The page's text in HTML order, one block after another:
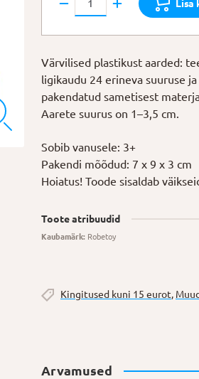
kotis
kogus
Lisa
Värvilised plastikust aarded:
ligikaudu 24 erineva suuruse
pakendatud sametisest
Aarete suurus on 1–3,5 cm.
Sobib vanusele: 3+
Pakendi mõõdud: 7 x 9 x 3 cm
Hoiatus! Toode sisaldab
Toote atribuudid
Kaubamärk:Robetoy
Kingitused kuni 15 eurot,
Arvamused